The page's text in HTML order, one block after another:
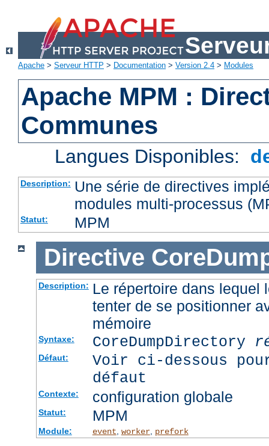
Apache > Serveur HTTP > Documentation > Version 2.4 > Modules
Apache MPM :
Communes
Langues Disponibles:
Description: Une série de directives
modules multi-processus
Statut: MPM
Directive
Description: Le répertoire dans lequel
tenter de se positionner
mémoire
Syntaxe: CoreDumpDirectory
Défaut:
Voir ci-dessous
défaut
Contexte: configuration globale
Statut: MPM
Module: event worker, prefork